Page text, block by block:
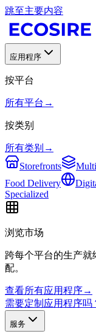
跳至主要内容
应用程序
按平台
所有平台 →
按类别
所有类别 →
Storefronts
Food Delivery
Specialized
浏览市场
跨每个平台的生产就
配。
查看所有应用程序→
需要定制应用程序吗
服务